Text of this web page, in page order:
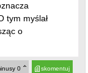
tym myślał
o
skomentuj
0